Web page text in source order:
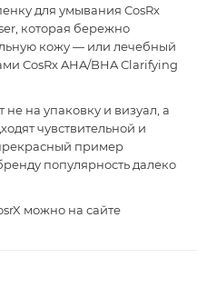
для умывания CosRx
которая бережно
кожу — или лечебный
CosRx AHA/BHA Clarifying
не на упаковку и визуал, а
чувствительной и
пример
популярность далеко
можно на сайте